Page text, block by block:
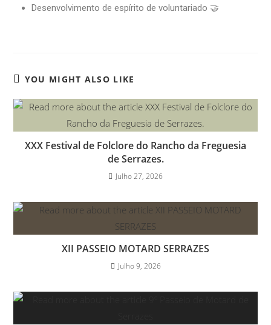
Desenvolvimento de espírito de voluntariado 🤝
YOU MIGHT ALSO LIKE
XXX Festival de Folclore do Rancho da Freguesia
de Serrazes.
Julho 27, 2026
XII PASSEIO MOTARD SERRAZES
Julho 9, 2026